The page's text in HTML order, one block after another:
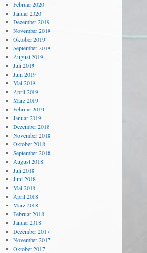
Februar 2020
Januar 2020
Dezember 2019
November 2019
Oktober 2019
September 2019
August 2019
Juli 2019
Juni 2019
Mai 2019
April 2019
März 2019
Februar 2019
Januar 2019
Dezember 2018
November 2018
Oktober 2018
September 2018
August 2018
Juli 2018
Juni 2018
Mai 2018
April 2018
März 2018
Februar 2018
Januar 2018
Dezember 2017
November 2017
Oktober 2017